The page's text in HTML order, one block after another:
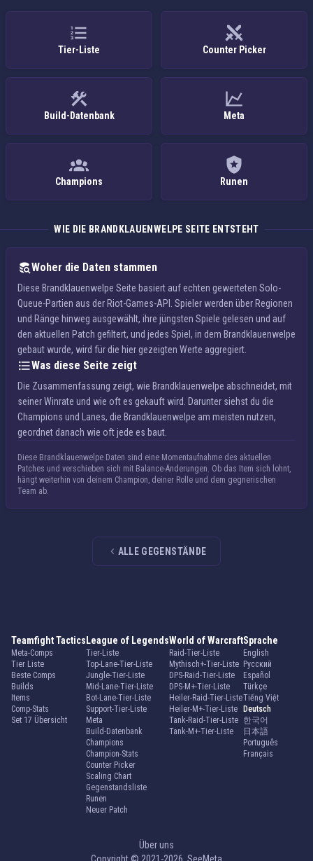
Tier-Liste Counter Picker
Build-Datenbank Meta
Champions Runen
WIE DIE BRANDKLAUENWELPE SEITE ENTSTEHT
Woher die Daten stammen
Diese Brandklauenwelpe Seite basiert auf echten gewerteten Solo-
Queue-Partien aus der Riot-Games-API. Spieler werden über Regionen
und Ränge hinweg ausgewählt, ihre jüngsten Spiele gelesen und auf
den aktuellen Patch gefiltert, und jedes Spiel, in dem Brandklauenwelpe
gebaut wurde, wird für die hier gezeigten Werte aggregiert.
Was diese Seite zeigt
Die Zusammenfassung zeigt, wie Brandklauenwelpe abschneidet, mit
seiner Winrate und wie oft es gekauft wird. Darunter siehst du die
Champions und Lanes, die Brandklauenwelpe am meisten nutzen,
geordnet danach wie oft jede es baut.
Diese Brandklauenwelpe Daten sind eine Momentaufnahme des aktuellen
Patches und verschieben sich mit Balance-Änderungen. Ob das Item sich lohnt,
hängt weiterhin von deinem Champion, deiner Rolle und dem gegnerischen
Team ab.
ALLE GEGENSTÄNDE
Teamfight Tactics
Meta-Comps
Tier Liste
Beste Comps
Builds
Items
Comp-Stats
Set 17 Übersicht
League of Legends
Tier-Liste
Top-Lane-Tier-Liste
Jungle-Tier-Liste
Mid-Lane-Tier-Liste
Bot-Lane-Tier-Liste
Support-Tier-Liste
Meta
Build-Datenbank
Champions
Champion-Stats
Counter Picker
Scaling Chart
Gegenstandsliste
Runen
Neuer Patch
World of Warcraft
Raid-Tier-Liste
Mythisch+-Tier-Liste
DPS-Raid-Tier-Liste
DPS-M+-Tier-Liste
Heiler-Raid-Tier-Liste
Heiler-M+-Tier-Liste
Tank-Raid-Tier-Liste
Tank-M+-Tier-Liste
Sprache
English
Русский
Español
Türkçe
Tiếng Việt
Deutsch
한국어
日本語
Português
Français
Über uns